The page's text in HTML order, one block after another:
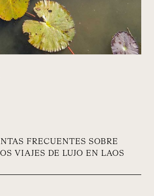
FRECUENTES SOBRE
VIAJES DE LUJO EN LAOS